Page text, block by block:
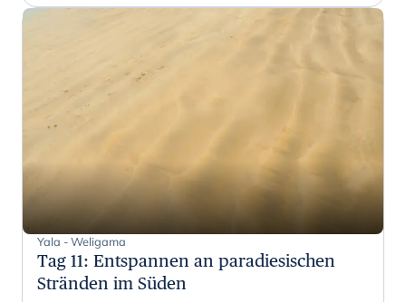
Yala - Weligama
Tag 11: Entspannen an paradiesischen
Stränden im Süden